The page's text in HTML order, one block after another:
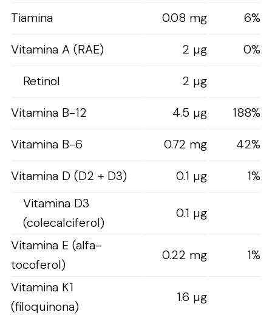
Tiamina
0.08 mg
6%
Vitamina A (RAE)
2 µg
0%
Retinol
2 µg
Vitamina B-12
4.5 µg
188%
Vitamina B-6
0.72 mg
42%
Vitamina D (D2 + D3)
0.1 µg
1%
Vitamina D3
(colecalciferol)
0.1 µg
Vitamina E (alfa-
tocoferol)
0.22 mg 1%
Vitamina K1
(filoquinona)
1.6 µg